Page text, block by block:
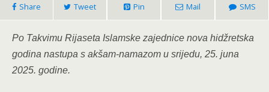
Share Tweet Pin Mail SMS
Po Takvimu Rijaseta Islamske zajednice nova hidžretska
godina nastupa s akšam-namazom u srijedu, 25. juna
2025. godine.